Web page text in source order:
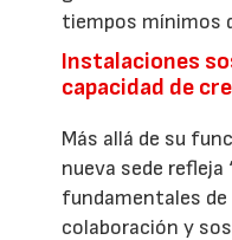
tiempos mínimos
Instalaciones
capacidad de
Más allá de su
nueva sede refleja
fundamentales
colaboración y